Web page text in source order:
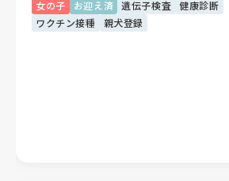
女の子
お迎え済 遺伝子検査
健康診断
ワクチン接種
親犬登録